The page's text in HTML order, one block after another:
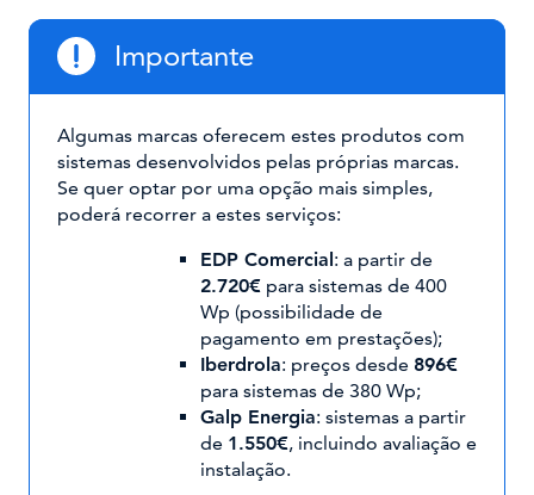
Importante
Algumas marcas oferecem estes produtos com
sistemas desenvolvidos pelas próprias marcas.
Se quer optar por uma opção mais simples,
poderá recorrer a estes serviços:
EDP Comercial: a partir de
2.720€ para sistemas de 400
Wp (possibilidade de
pagamento em prestações);
Iberdrola: preços desde 896€
para sistemas de 380 Wp;
Galp Energia: sistemas a partir
de 1.550€, incluindo avaliação e
instalação.